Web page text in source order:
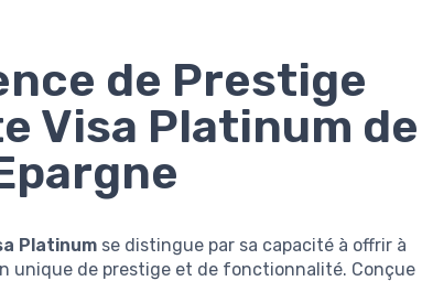
de Prestige
Visa Platinum de
Platinum se distingue par sa capacité à offrir à
unique de prestige et de fonctionnalité. Conçue